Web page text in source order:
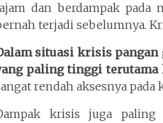
dan berdampak pada
terjadi sebelumnya.
situasi krisis pangan
paling tinggi terutama
rendah aksesnya
krisis juga paling